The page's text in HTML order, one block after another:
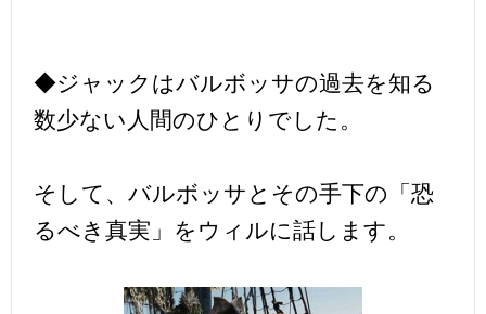
◆ジャックはバルボッサの過去を知る
数少ない人間のひとりでした。
そして、バルボッサとその手下の「恐
るべき真実」をウィルに話します。